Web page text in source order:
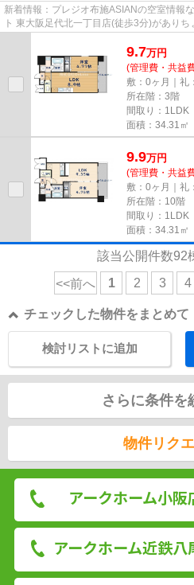
新着情報：プレジオ布施ASIANの空室情報
ト 東大阪足代北一丁目店(徒歩3分)がありち
にはエレベータ・敷地内ごみ...
9.7万円
(管理費・共益
敷：0ヶ月｜礼
所在階：3階
間取り：1LDK
面積：34.31㎡
9.9万円
(管理費・共益
敷：0ヶ月｜礼
所在階：10階
間取り：1LDK
面積：34.31㎡
該当公開件数92
<<前へ 1 2 3 4
チェックした物件をまとめて
検討リストに追加
さらに条件を
物件リク
アークホーム小
アークホーム近鉄